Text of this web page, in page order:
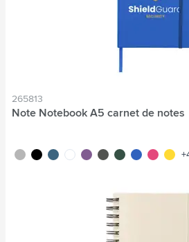
265813
Note Notebook A5 carnet de notes
argenté
noir bleu cobalt
blancpourpre
gris vert bleu rose jaune